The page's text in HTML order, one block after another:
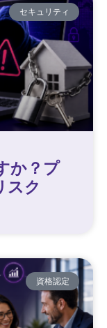
セキュリティ
か？プ
スク
資格認定